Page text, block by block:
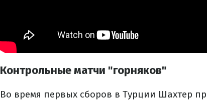
Контрольные матчи "горняков"
Во время первых сборов в Турции Шахтер